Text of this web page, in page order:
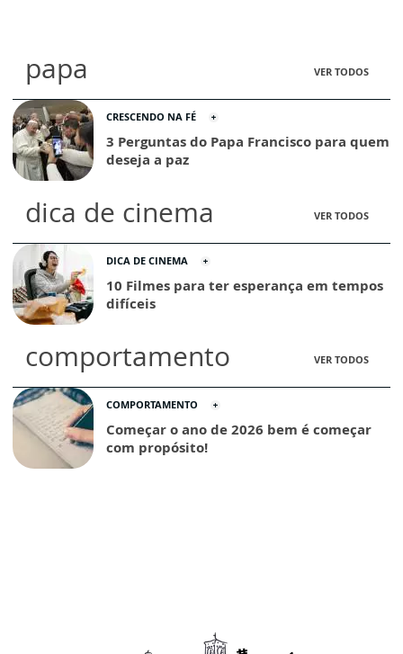
papa VER TODOS
CRESCENDO NA FÉ
3 Perguntas do Papa Francisco para quem
deseja a paz
dica de cinema VER TODOS
DICA DE CINEMA
10 Filmes para ter esperança em tempos
difíceis
comportamento VER TODOS
COMPORTAMENTO
Começar o ano de 2026 bem é começar
com propósito!